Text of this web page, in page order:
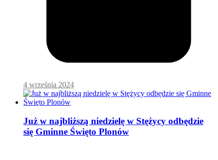
4 września 2024
Już w najbliższą niedzielę w Stężycy odbędzie
się Gminne Święto Plonów